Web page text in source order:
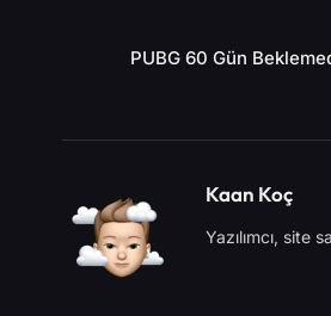
PUBG 60 Gün
Kaan Koç
Yazılımcı, site